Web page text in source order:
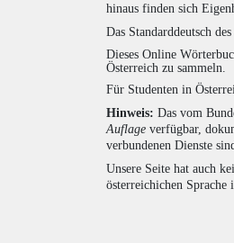
hinaus finden sich
Das Standarddeutsch
Dieses Online
Österreich zu sammeln.
Für Studenten in
Hinweis: Das vom
Auflage verfügbar,
verbundenen Dienste
Unsere Seite hat auch
österreichichen Sprache